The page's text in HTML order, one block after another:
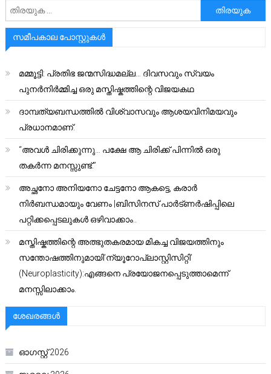
അനേഷിക്കുക
സമീപകാല പോസ്റ്റുകൾ
മമ്മൂട്ടി: പ്രതിഭ ജന്മസിദ്ധമല്ല… ദിവസവും സ്വയം
പുനർനിർമ്മിച്ച ഒരു മസ്തിഷ്കത്തിന്റെ വിജയകഥ
ദാമ്പത്യബന്ധത്തിൽ വിശ്വാസവും ആശയവിനിമയവും
പ്രധാനമാണ്.
“അവൾ ചിരിക്കുന്നു… പക്ഷേ ആ ചിരിക്ക് പിന്നിൽ ഒരു
തകർന്ന മനസ്സുണ്ട്.”
അച്ഛനോ അനിയനോ ചേട്ടനോ ആകട്ടെ, കരാർ
നിർബന്ധമായും വേണം |ബിസിനസ് പാർട്ണർഷിപ്പിലെ
പറ്റിക്കപ്പെടലുകൾ ഒഴിവാക്കാം..
മസ്തിഷ്കത്തിന്റെ അത്ഭുതകരമായ മികച്ച വിജയത്തിനും
സന്തോഷത്തിനുമായി’ന്യൂറോപ്ലാസ്റ്റിസിറ്റി’
(Neuroplasticity):എങ്ങനെ പ്രയോജനപ്പെടുത്താമെന്ന്
മനസ്സിലാക്കാം.
ശേഖരങ്ങൾ
ഓഗസ്റ്റ്‌ 2026